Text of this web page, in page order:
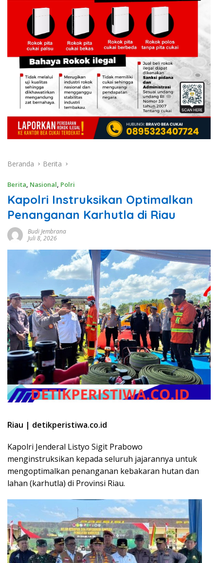
Beranda Berita
Berita, Nasional, Polri
Kapolri Instruksikan Optimalkan
Penanganan Karhutla di Riau
Budi Jembrana
Juli 8, 2026
Riau | detikperistiwa.co.id
Kapolri Jenderal Listyo Sigit Prabowo
menginstruksikan kepada seluruh jajarannya untuk
mengoptimalkan penanganan kebakaran hutan dan
lahan (karhutla) di Provinsi Riau.